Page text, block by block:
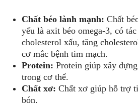
Chất béo lành mạnh: Chất
yếu là axit béo omega-3, có
cholesterol xấu, tăng
cơ mắc bệnh tim mạch.
Protein: Protein giúp xây
trong cơ thể.
Chất xơ: Chất xơ giúp hỗ trợ
bón.